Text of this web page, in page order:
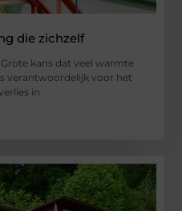
die zichzelf
kans dat veel warmte
verantwoordelijk voor het
in